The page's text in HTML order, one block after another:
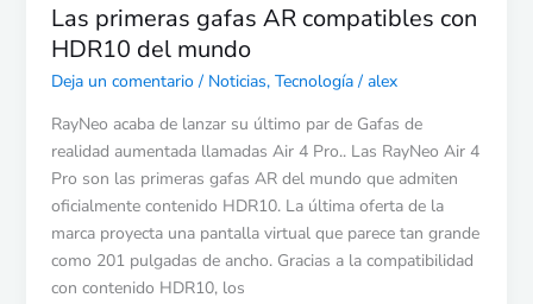
Las primeras gafas AR compatibles con
HDR10 del mundo
Deja un comentario / Noticias, Tecnología/ alex
RayNeo acaba de lanzar su último par de Gafas de
realidad aumentada llamadas Air 4 Pro.. Las RayNeo Air 4
Pro son las primeras gafas AR del mundo que admiten
oficialmente contenido HDR10. La última oferta de la
marca proyecta una pantalla virtual que parece tan grande
como 201 pulgadas de ancho. Gracias a la compatibilidad
con contenido HDR10, los
gafas
AR
compatibles
HDR10
del
mundo